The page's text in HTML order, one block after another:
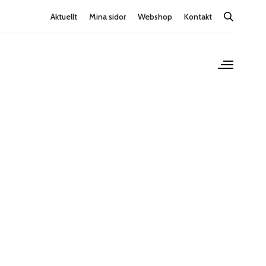
Aktuellt Mina sidor Webshop Kontakt